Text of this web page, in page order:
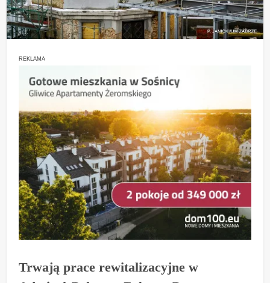
REKLAMA
Trwają prace rewitalizacyjne w